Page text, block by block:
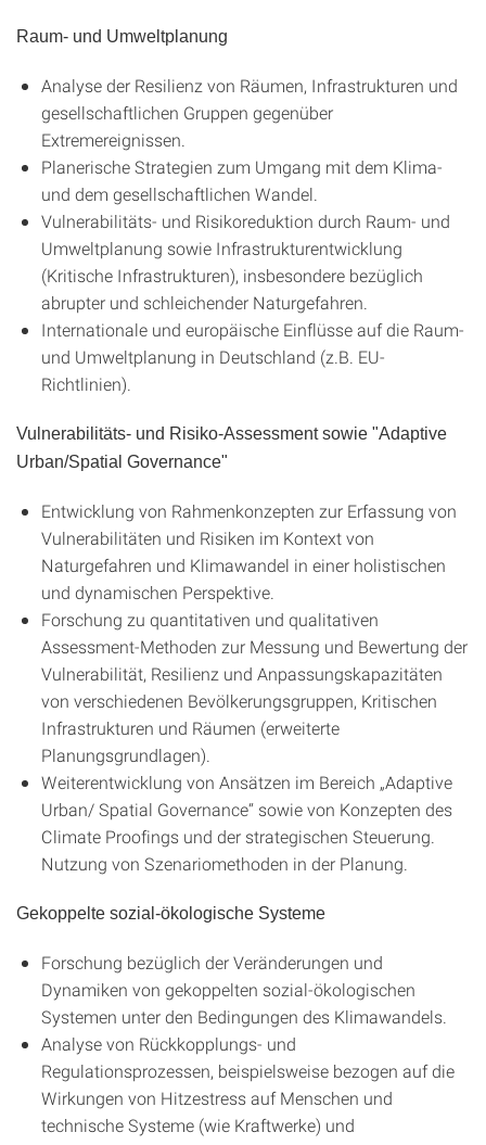
Raum- und Umweltplanung
Analyse der Resilienz von Räumen, Infrastrukturen und
gesellschaftlichen Gruppen gegenüber
Extremereignissen.
Planerische Strategien zum Umgang mit dem Klima-
und dem gesellschaftlichen Wandel.
Vulnerabilitäts- und Risikoreduktion durch Raum- und
Umweltplanung sowie Infrastrukturentwicklung
(Kritische Infrastrukturen), insbesondere bezüglich
abrupter und schleichender Naturgefahren.
Internationale und europäische Einflüsse auf die Raum-
und Umweltplanung in Deutschland (z.B. EU-
Richtlinien).
Vulnerabilitäts- und Risiko-Assessment sowie "Adaptive
Urban/Spatial Governance"
Entwicklung von Rahmenkonzepten zur Erfassung von
Vulnerabilitäten und Risiken im Kontext von
Naturgefahren und Klimawandel in einer holistischen
und dynamischen Perspektive.
Forschung zu quantitativen und qualitativen
Assessment-Methoden zur Messung und Bewertung der
Vulnerabilität, Resilienz und Anpassungskapazitäten
von verschiedenen Bevölkerungsgruppen, Kritischen
Infrastrukturen und Räumen (erweiterte
Planungsgrundlagen).
Weiterentwicklung von Ansätzen im Bereich „Adaptive
Urban/ Spatial Governance“ sowie von Konzepten des
Climate Proofings und der strategischen Steuerung.
Nutzung von Szenariomethoden in der Planung.
Gekoppelte sozial-ökologische Systeme
Forschung bezüglich der Veränderungen und
Dynamiken von gekoppelten sozial-ökologischen
Systemen unter den Bedingungen des Klimawandels.
Analyse von Rückkopplungs- und
Regulationsprozessen, beispielsweise bezogen auf die
Wirkungen von Hitzestress auf Menschen und
technische Systeme (wie Kraftwerke) und